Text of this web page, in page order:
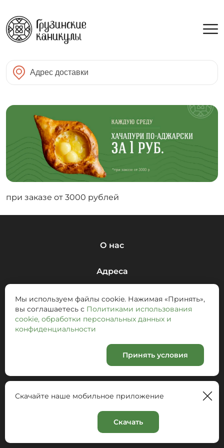
при заказе от 3000 рублей
О нас
Адреса
Условия доставки
Об оплате и ваших данных
info@gruzinskie-kanikuli.ru
Мобильные приложения
Мы используем файлы cookie. Нажимая «Принять»,
вы соглашаетесь с Политиками использования
cookie, обработки персональных данных и
конфиденциальности
Принять условия
Скачайте наше мобильное приложение
Скачать